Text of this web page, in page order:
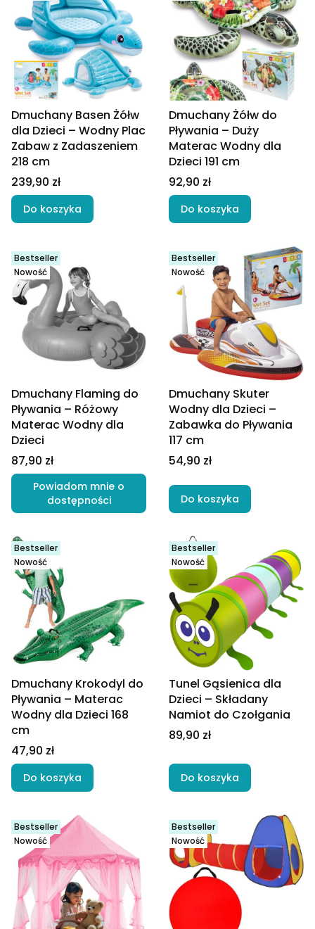
Dmuchany Basen Żółw
dla Dzieci – Wodny Plac
Zabaw z Zadaszeniem
218 cm
Cena
239,90 zł
Do koszyka
Dmuchany Żółw do
Pływania – Duży
Materac Wodny dla
Dzieci 191 cm
Cena
92,90 zł
Do koszyka
Bestseller
Nowość
Dmuchany Flaming do
Pływania – Różowy
Materac Wodny dla
Dzieci
Cena
87,90 zł
Powiadom mnie o
dostępności
Bestseller
Nowość
Dmuchany Skuter
Wodny dla Dzieci –
Zabawka do Pływania
117 cm
Cena
54,90 zł
Do koszyka
Bestseller
Nowość
Dmuchany Krokodyl do
Pływania – Materac
Wodny dla Dzieci 168
cm
Cena
47,90 zł
Do koszyka
Bestseller
Nowość
Tunel Gąsienica dla
Dzieci – Składany
Namiot do Czołgania
Cena
89,90 zł
Do koszyka
Bestseller
Nowość
Bestseller
Nowość